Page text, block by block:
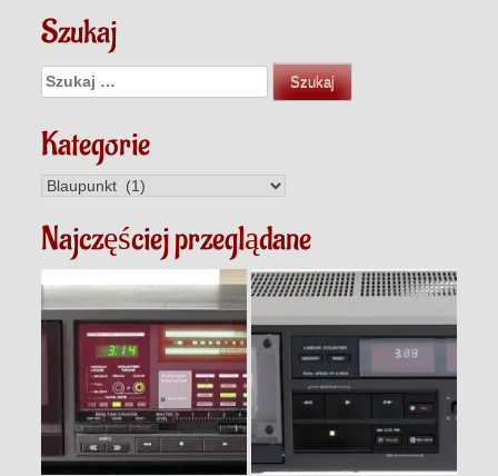
Szukaj
Szukaj:
Kategorie
Kategorie
Najczęściej przeglądane